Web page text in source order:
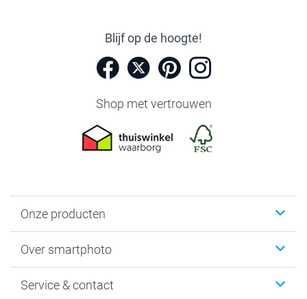
Blijf op de hoogte!
Shop met vertrouwen
Onze producten
Fotoboeken
Fotocadeaus
Over smartphoto
Vacatures
Service & contact